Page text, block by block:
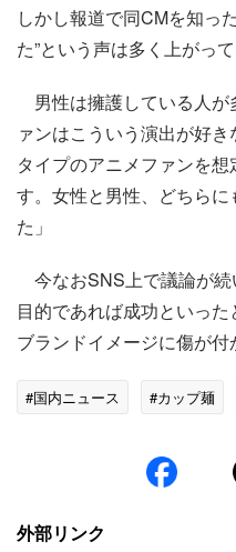
しかし報道で同CMを知っ
た”という声は多く上がって
男性は擁護している人が
ァンはこういう演出が好
タイプのアニメファンを
す。女性と男性、どちら
た」
今なおSNS上で議論が続
目的であれば成功といっ
ブランドイメージに傷が
#国内ニュース #カップ麺
外部リンク